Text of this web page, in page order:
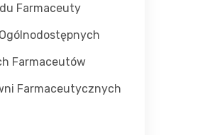
Farmaceuty
Farmaceutów
Farmaceutycznych